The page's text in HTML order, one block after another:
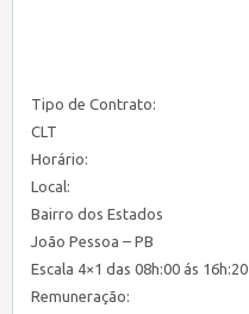
Tipo de Contrato:
CLT
Horário:
Local:
Bairro dos Estados
João Pessoa – PB
Escala 4×1 das 08h:00 ás 16h:20
Remuneração: